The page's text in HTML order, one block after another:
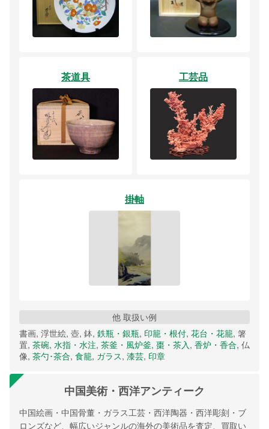
茶道具 工芸品
掛軸
他 取扱い例
書画, 浮世絵, 壺, 鉢, 鉄瓶・銀瓶, 印籠・根付, 花台・花籠, 箸
置, 茶碗, 水指・水注, 茶釜・風炉釜, 棗・茶入, 香炉・香合, 仏
像, 茶勺･茶合, 食籠, ガラス, 漆芸, 印章
中国美術・西洋アンティーク
中国絵画・中国骨董・ガラス工芸・西洋陶器・西洋彫刻・ブ
ロンズなど、幅広いジャンルの海外の美術品を査定、買取い